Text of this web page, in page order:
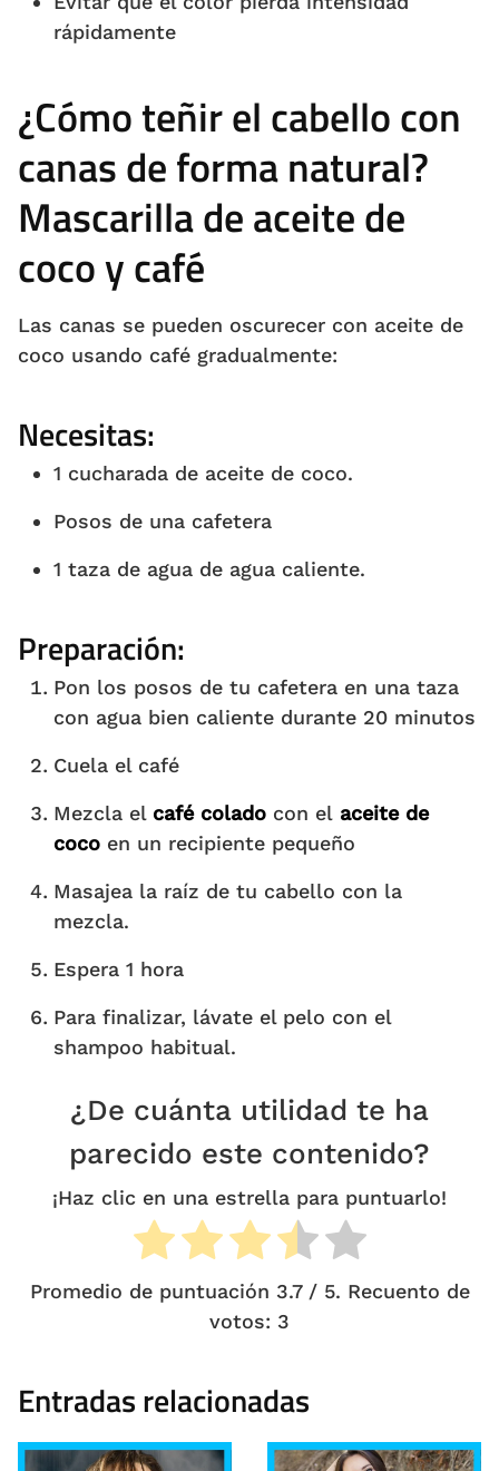
rápidamente
¿Cómo teñir el cabello con
canas de forma natural?
Mascarilla de aceite de
coco y café
Las canas se pueden oscurecer con aceite de
coco usando café gradualmente:
Necesitas:
1 cucharada de aceite de coco.
Posos de una cafetera
1 taza de agua de agua caliente.
Preparación:
Pon los posos de tu cafetera en una taza
con agua bien caliente durante 20 minutos
Cuela el café
Mezcla el café colado con el aceite de
coco en un recipiente pequeño
Masajea la raíz de tu cabello con la
mezcla.
Espera 1 hora
Para finalizar, lávate el pelo con el
shampoo habitual.
¿De cuánta utilidad te ha
parecido este contenido?
¡Haz clic en una estrella para puntuarlo!
Promedio de puntuación 3.7/ 5. Recuento de
votos: 3
Entradas relacionadas